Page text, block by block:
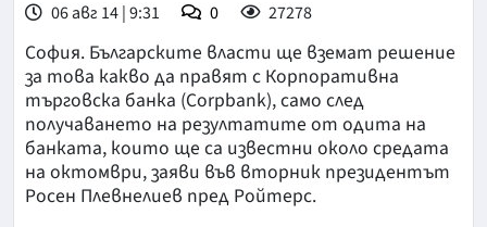
06 авг 14 | 9:31 0 27278
София. Българските власти ще вземат решение
за това какво да правят с Корпоративна
търговска банка (Corpbank), само след
получаването на резултатите от одита на
банката, които ще са известни около средата
на октомври, заяви във вторник президентът
Росен Плевнелиев пред Ройтерс.